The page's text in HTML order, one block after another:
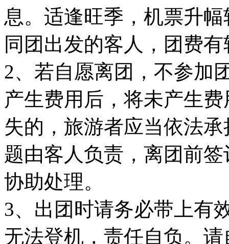
息。适逢旺季，机票升
同团出发的客人，团费
2、若自愿离团，不参加
产生费用后，将未产生
失的，旅游者应当依法
题由客人负责，离团前
协助处理。
3、出团时请务必带上有
无法登机，责任自负。